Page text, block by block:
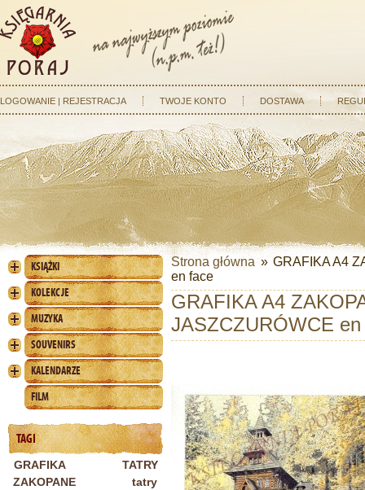
LOGOWANIE | REJESTRACJA TWOJE KONTO DOSTAWA
KSIĄŻKI
KOLEKCJE
MUZYKA
SOUVENIRS
KALENDARZE
FILM
TAGI
GRAFIKA TATRY
ZAKOPANE
tatry
Strona główna » GRAFIKA A4
en face
GRAFIKA A4
JASZCZURÓWCE